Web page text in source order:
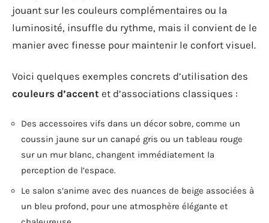
jouant sur les couleurs complémentaires ou la
luminosité, insuffle du rythme, mais il convient de le
manier avec finesse pour maintenir le confort visuel.
Voici quelques exemples concrets d’utilisation des
couleurs d’accent et d’associations classiques :
Des accessoires vifs dans un décor sobre, comme un
coussin jaune sur un canapé gris ou un tableau rouge
sur un mur blanc, changent immédiatement la
perception de l’espace.
Le salon s’anime avec des nuances de beige associées à
un bleu profond, pour une atmosphère élégante et